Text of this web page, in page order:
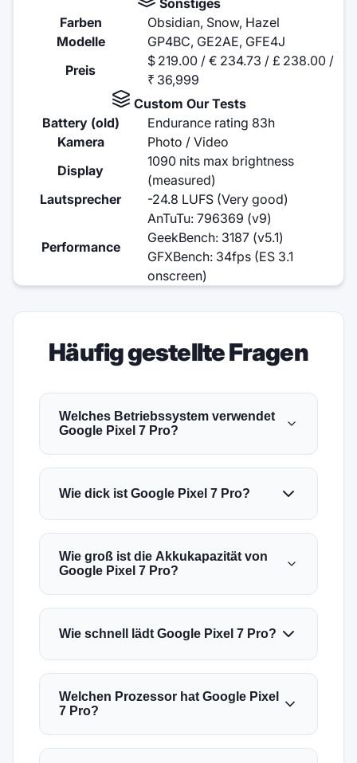
Farben
Obsidian, Snow, Hazel
Modelle
GP4BC, GE2AE, GFE4J
Preis
$ 219.00 / € 234.73 / £ 238.00 /
₹ 36,999
Custom Our Tests
Battery (old)
Endurance rating 83h
Kamera
Photo / Video
Display
1090 nits max brightness
(measured)
Lautsprecher
-24.8 LUFS (Very good)
Performance
AnTuTu: 796369 (v9)
GeekBench: 3187 (v5.1)
GFXBench: 34fps (ES 3.1
onscreen)
Häufig gestellte Fragen
Welches Betriebssystem verwendet
Google Pixel 7 Pro?
Wie dick ist Google Pixel 7 Pro?
Wie groß ist die Akkukapazität von
Google Pixel 7 Pro?
Wie schnell lädt Google Pixel 7 Pro?
Welchen Prozessor hat Google Pixel
7 Pro?